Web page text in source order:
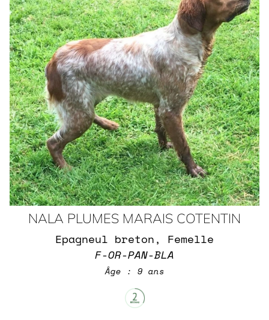
NALA PLUMES MARAIS COTENTIN
Epagneul breton, Femelle
F-OR-PAN-BLA
Âge : 9 ans